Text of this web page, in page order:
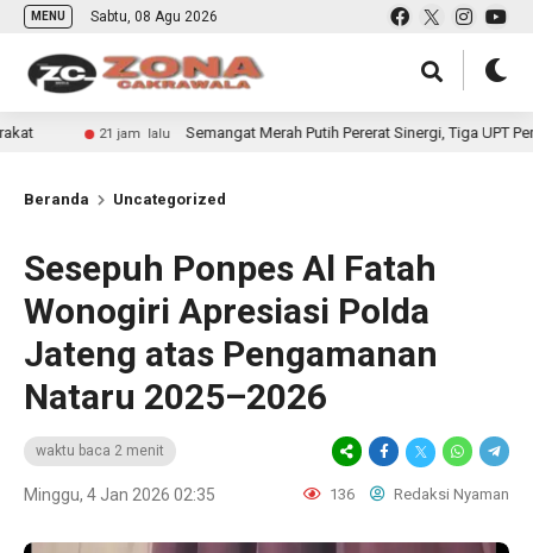
MENU Sabtu, 08 Agu 2026
jam lalu Semangat Merah Putih Pererat Sinergi, Tiga UPT
Beranda Uncategorized
Sesepuh Ponpes Al Fatah
Wonogiri Apresiasi Polda
Jateng atas Pengamanan
Nataru 2025–2026
waktu baca 2 menit
Minggu, 4 Jan 2026 02:35 136 Redaksi Nyaman